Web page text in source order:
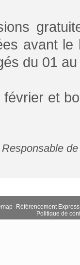
avant
du 01
février et
- Référencement Express
Politique de